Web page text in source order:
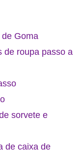
Goma
de roupa passo a
sorvete e
de caixa de